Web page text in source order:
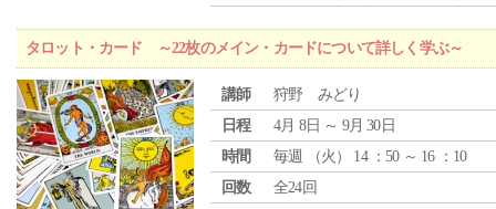
タロット・カード ～22枚のメイン・カードについて詳しく学ぶ～
講師
狩野 みどり
日程
4月 8日 ～ 9月 30日
時間
毎週 （火 ） 14 ：50 ～ 16 ：10
回数
全24回